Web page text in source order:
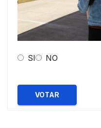
SI NO
VOTAR